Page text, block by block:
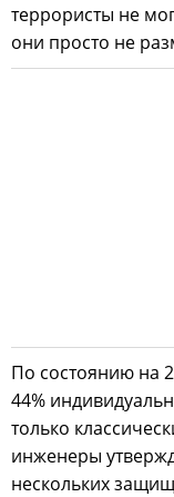
террористы не
они просто не
По состоянию на
44%
только
инженеры
нескольких